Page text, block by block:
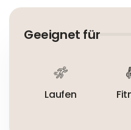
Nicht bleichen
Nicht bügeln
In der EU
Wirtschaftsakteur:
Geeignet für
Laufen